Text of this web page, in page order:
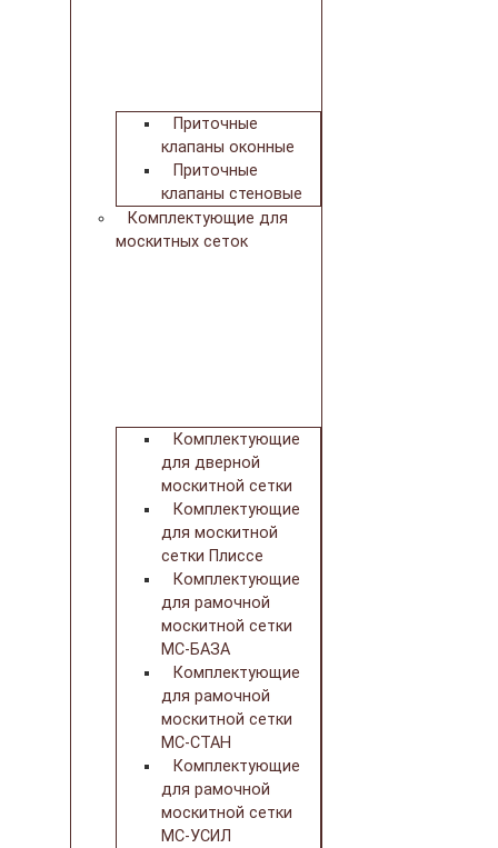
Приточные
клапаны оконные
Приточные
клапаны стеновые
Комплектующие для
москитных сеток
Комплектующие
для дверной
москитной сетки
Комплектующие
для москитной
сетки Плиссе
Комплектующие
для рамочной
москитной сетки
МС-БАЗА
Комплектующие
для рамочной
москитной сетки
МС-СТАН
Комплектующие
для рамочной
москитной сетки
МС-УСИЛ